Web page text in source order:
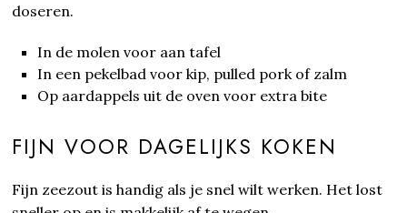
doseren.
In de molen voor aan tafel
In een pekelbad voor kip, pulled pork of zalm
Op aardappels uit de oven voor extra bite
FIJN VOOR DAGELIJKS KOKEN
Fijn zeezout is handig als je snel wilt werken. Het lost